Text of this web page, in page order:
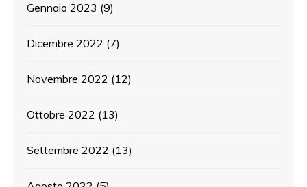
Gennaio 2023 (9)
Dicembre 2022 (7)
Novembre 2022 (12)
Ottobre 2022 (13)
Settembre 2022 (13)